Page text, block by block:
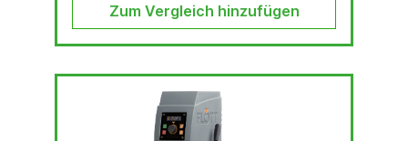
Zum Vergleich hinzufügen